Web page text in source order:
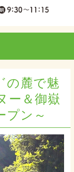
の麓で魅
ー＆御嶽
プン～